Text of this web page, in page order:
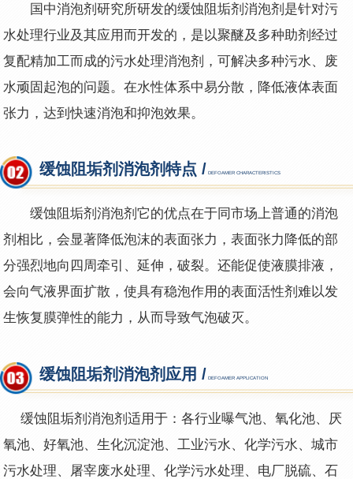
国中消泡剂研究所研发的缓蚀阻垢剂消泡剂是针对污
水处理行业及其应用而开发的，是以聚醚及多种助剂经过
复配精加工而成的污水处理消泡剂，可解决多种污水、废
水顽固起泡的问题。在水性体系中易分散，降低液体表面
张力，达到快速消泡和抑泡效果。
缓蚀阻垢剂消泡剂特点 / DEFOAMER CHARACTERISTICS
缓蚀阻垢剂消泡剂它的优点在于同市场上普通的消泡
剂相比，会显著降低泡沫的表面张力，表面张力降低的部
分强烈地向四周牵引、延伸，破裂。还能促使液膜排液，
会向气液界面扩散，使具有稳泡作用的表面活性剂难以发
生恢复膜弹性的能力，从而导致气泡破灭。
缓蚀阻垢剂消泡剂应用 / DEFOAMER APPLICATION
缓蚀阻垢剂消泡剂适用于：各行业曝气池、氧化池、厌
氧池、好氧池、生化沉淀池、工业污水、化学污水、城市
污水处理、屠宰废水处理、化学污水处理、电厂脱硫、石